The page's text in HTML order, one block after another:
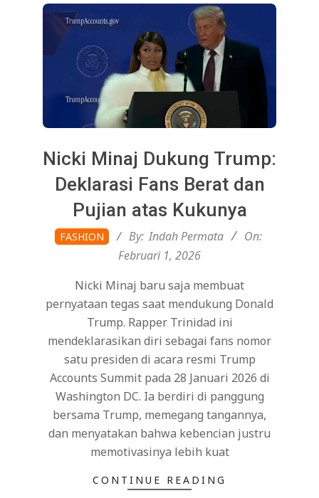
Nicki Minaj Dukung Trump:
Deklarasi Fans Berat dan
Pujian atas Kukunya
2026-
02-
FASHION By: Indah Permata
On:
Februari 1, 2026
Nicki Minaj baru saja membuat
pernyataan tegas saat mendukung Donald
Trump. Rapper Trinidad ini
mendeklarasikan diri sebagai fans nomor
satu presiden di acara resmi Trump
Accounts Summit pada 28 Januari 2026 di
Washington DC. Ia berdiri di panggung
bersama Trump, memegang tangannya,
dan menyatakan bahwa kebencian justru
memotivasinya lebih kuat
CONTINUE READING